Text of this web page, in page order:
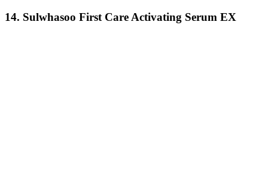
14. Sulwhasoo First Care Activating Serum EX